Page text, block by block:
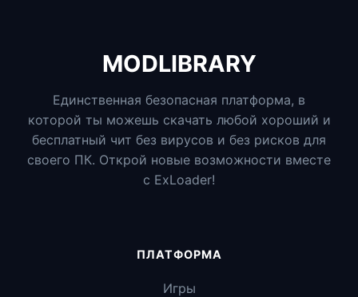
MODLIBRARY
Единственная безопасная платформа, в
которой ты можешь скачать любой хороший и
бесплатный чит без вирусов и без рисков для
своего ПК. Открой новые возможности вместе
с ExLoader!
ПЛАТФОРМА
Игры